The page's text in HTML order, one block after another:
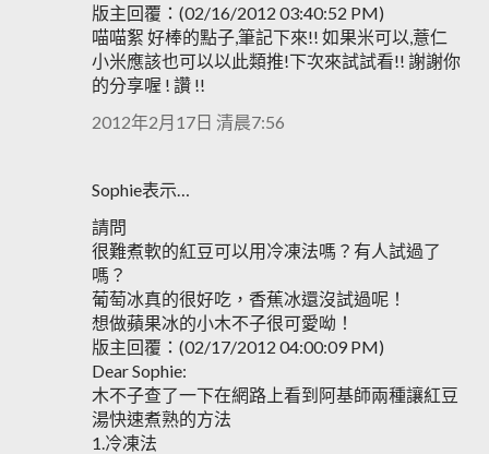
版主回覆：(02/16/2012 03:40:52 PM)
喵喵絮 好棒的點子,筆記下來!! 如果米可以,薏仁
小米應該也可以以此類推!下次來試試看!! 謝謝你
的分享喔 ! 讚 !!
2012年2月17日 清晨7:56
Sophie表示…
請問
很難煮軟的紅豆可以用冷凍法嗎？有人試過了
嗎？
葡萄冰真的很好吃，香蕉冰還沒試過呢！
想做蘋果冰的小木不子很可愛呦！
版主回覆：(02/17/2012 04:00:09 PM)
Dear Sophie:
木不子查了一下在網路上看到阿基師兩種讓紅豆
湯快速煮熟的方法
1.冷凍法